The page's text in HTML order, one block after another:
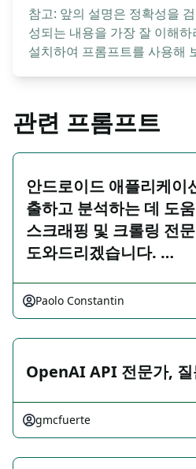
참고: 앞의 설명은 정확성을
성되는 내용을 가장 잘 이해
설치하여 프롬프트를 사용해
관련 프롬프트
안드로이드 애플리케이
출하고 분석하는 데 도
스크래핑 및 크롤링 전
도와드리겠습니다. …
Paolo Constantin
OpenAI API 전문가, 질
gmcfuerte